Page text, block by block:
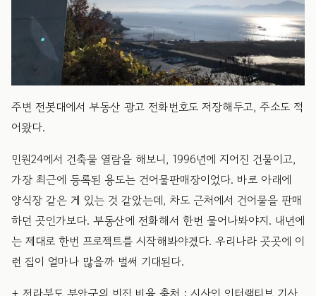
​주변 전봇대에서 부동산 광고 전화번호도 저장해두고, 주소도 적
어왔다.
​민원24에서 건축물 열람을 해보니, 1996년에 지어진 건물이고,
가장 최근에 등록된 용도는 건어물판매장이었다. 바로 아래에
양식장 같은 게 있는 것 같았는데, 차도 근처에서 건어물을 판매
하던 곳인가보다. 부동산에 전화해서 한번 물어나봐야지. 내년에
는 제대로 한번 프로젝트를 시작해봐야겠다. 우리나라 곳곳에 이
런 집이 얼마나 많을까 벌써 기대된다.